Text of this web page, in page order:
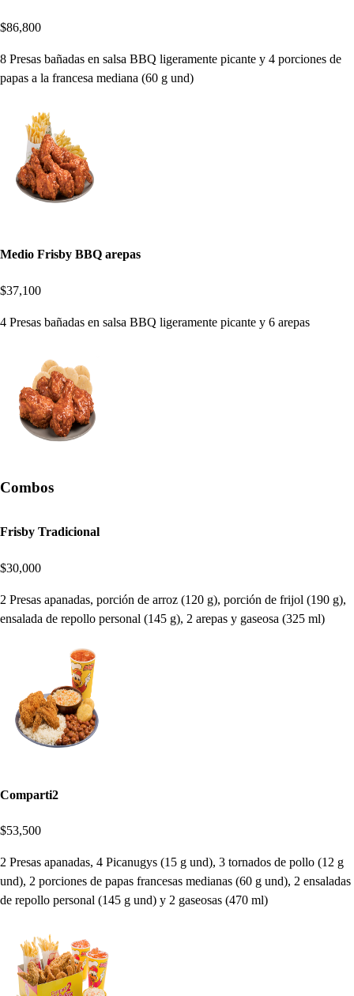
$86,800
8 Presas bañadas en salsa BBQ ligeramente picante y 4 porciones de
papas a la francesa mediana (60 g und)
Medio Frisby BBQ arepas
$37,100
4 Presas bañadas en salsa BBQ ligeramente picante y 6 arepas
Combos
Frisby Tradicional
$30,000
2 Presas apanadas, porción de arroz (120 g), porción de frijol (190 g),
ensalada de repollo personal (145 g), 2 arepas y gaseosa (325 ml)
Comparti2
$53,500
2 Presas apanadas, 4 Picanugys (15 g und), 3 tornados de pollo (12 g
und), 2 porciones de papas francesas medianas (60 g und), 2 ensaladas
de repollo personal (145 g und) y 2 gaseosas (470 ml)